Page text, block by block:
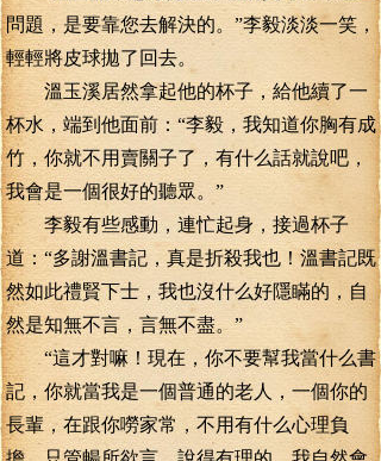
問題，是要靠您去解決的。”李毅淡淡一笑，
輕輕將皮球拋了回去。
溫玉溪居然拿起他的杯子，給他續了一
杯水，端到他面前：“李毅，我知道你胸有成
竹，你就不用賣關子了，有什么話就說吧，
我會是一個很好的聽眾。”
李毅有些感動，連忙起身，接過杯子
道：“多謝溫書記，真是折殺我也！溫書記既
然如此禮賢下士，我也沒什么好隱瞞的，自
然是知無不言，言無不盡。”
“這才對嘛！現在，你不要幫我當什么書
記，你就當我是一個普通的老人，一個你的
長輩，在跟你嘮家常，不用有什么心理負